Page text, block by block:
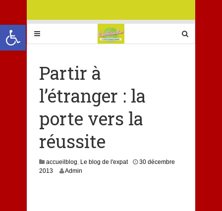
Ouvrir la barre d’outils
Partir à
l’étranger : la
porte vers la
réussite
accueilblog, Le blog de l'expat
30 décembre
20133
Admin